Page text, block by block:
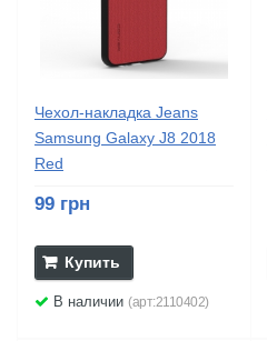
Чехол-накладка Jeans
Samsung Galaxy J8 2018
Red
99 грн
Купить
В наличии (арт:2110402)